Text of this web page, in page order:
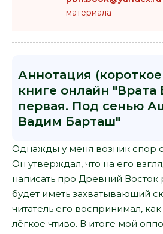
материала
Аннотация
книге онлайн "Врата
первая. Под сенью
Вадим Барташ"
Однажды у меня возник спор
Он утверждал, что на его
написать про Древний Восток
будет иметь захватывающий
читатель его воспринимал,
лёгкое чтиво. В итоге мой